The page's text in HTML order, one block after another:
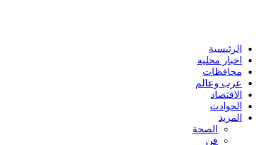
الرئيسية
اخبار محليه
محافظات
عرب وعالم
الاقتصاد
الحوادث
المزيد
الصحة
فن